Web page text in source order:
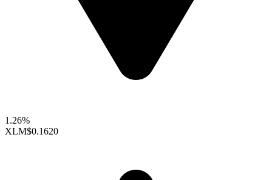
1.26%
XLM$0.1620